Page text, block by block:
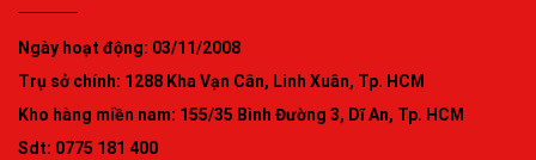
Ngày hoạt động: 03/11/2008
Trụ sở chính: 1288 Kha Vạn Cân, Linh Xuân, Tp. HCM
Kho hàng miền nam: 155/35 Bình Đường 3, Dĩ An, Tp. HCM
Sdt: 0775 181 400